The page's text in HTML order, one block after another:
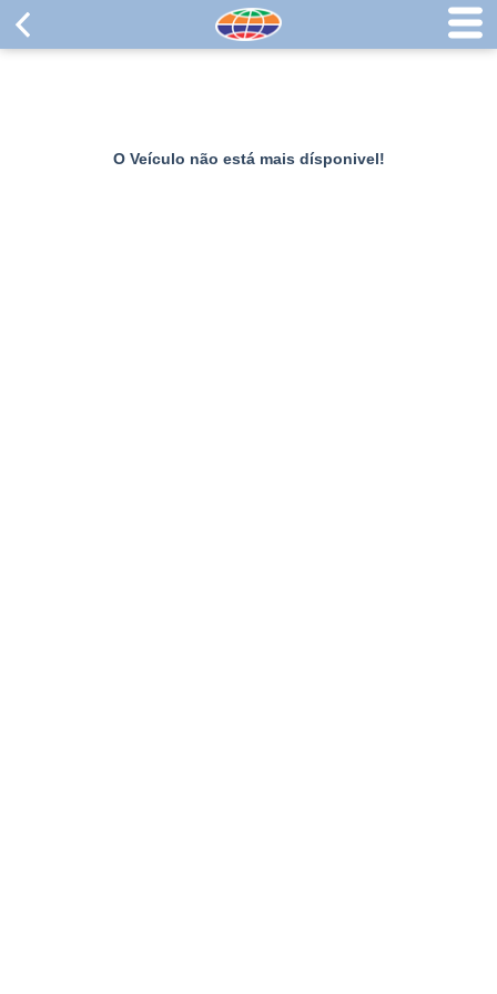
O Veículo não está mais dísponivel!